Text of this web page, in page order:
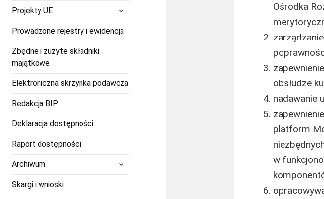
Projekty UE
potomne
Prowadzone rejestry i ewidencja
Zbędne i zużyte składniki
majątkowe
Elektroniczna skrzynka podawcza
Redakcja BIP
Deklaracja dostępności
Raport dostępności
Archiwum
Skargi i wnioski
Ośrodka
obsłudze
nadawanie
platform
w